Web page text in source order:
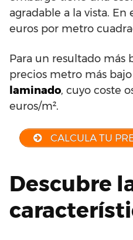
agradable a la vista. En
euros por metro
Para un resultado más
precios metro más
laminado, cuyo coste
euros/m².
CALCULA TU
Descubre